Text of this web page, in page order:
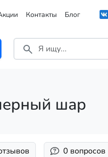
Контакты Блог
шар
0 вопросов